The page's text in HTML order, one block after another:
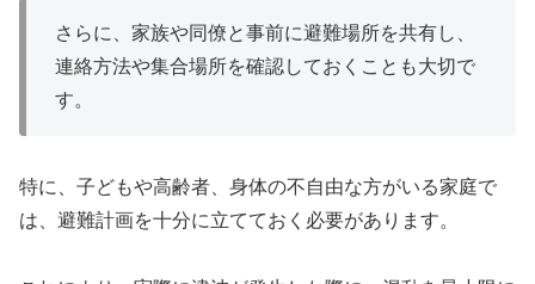
さらに、家族や同僚と事前に避難場所を共有し、
連絡方法や集合場所を確認しておくことも大切で
す。
特に、子どもや高齢者、身体の不自由な方がいる家庭で
は、避難計画を十分に立てておく必要があります。